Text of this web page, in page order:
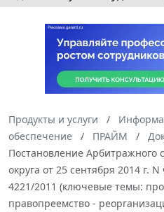
Продукты и услуги
обеспечение
ПРАЙМ
Постановление Арбитражного
округа от 25 сентября 2014 г.
4221/2011 (ключевые темы:
правопреемство -